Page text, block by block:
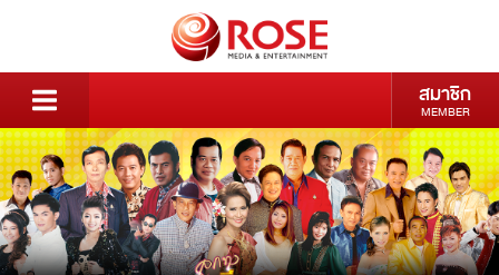
สมาชิก
MEMBER